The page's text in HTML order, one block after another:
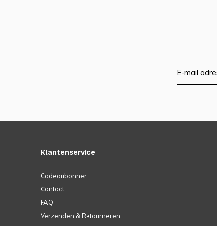
Klantenservice
Cadeaubonnen
Contact
FAQ
Verzenden & Retourneren